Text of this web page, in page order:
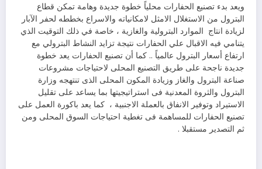
ويعد بدء تصنيع الحفارات محلياً خطوة جديدة وهامة تمكن قطاع
البترول من الاستغلال الامثل لامكانياته والاسراع بخططه لحفر الآبار
لزيادة انتاج الموارد البترولية والغازية ، خاصة في ذلك التوقيت الذي
يتنامي فيه الاقبال علي الحفارات نتيجة تزايد النشاط البترولي مع
ارتفاع أسعار البترول عالمياً .. كما أن تصنيع الحفارات يعد خطوة
جديدة ناجحة على طريق التصنيع المحلى لاحتياجات مشروعات
صناعة البترول والغاز وزيادة المكون المحلى الذى تنتهجه وزارة
البترول والثروة المعدنية فى استراتيجيتها بما يساعد على تقليل
الاستيراد وتوفير الانفاق بالعملة الاجنبية ، كما يعد باكورة العمل على
تصنيع الحفارات للمساهمة فى تغطية احتياجات السوق المحلى ومن
ثم التصدير مستقبلا .